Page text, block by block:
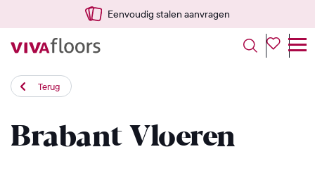
Eenvoudig stalen aanvragen
Terug
Brabant Vloeren